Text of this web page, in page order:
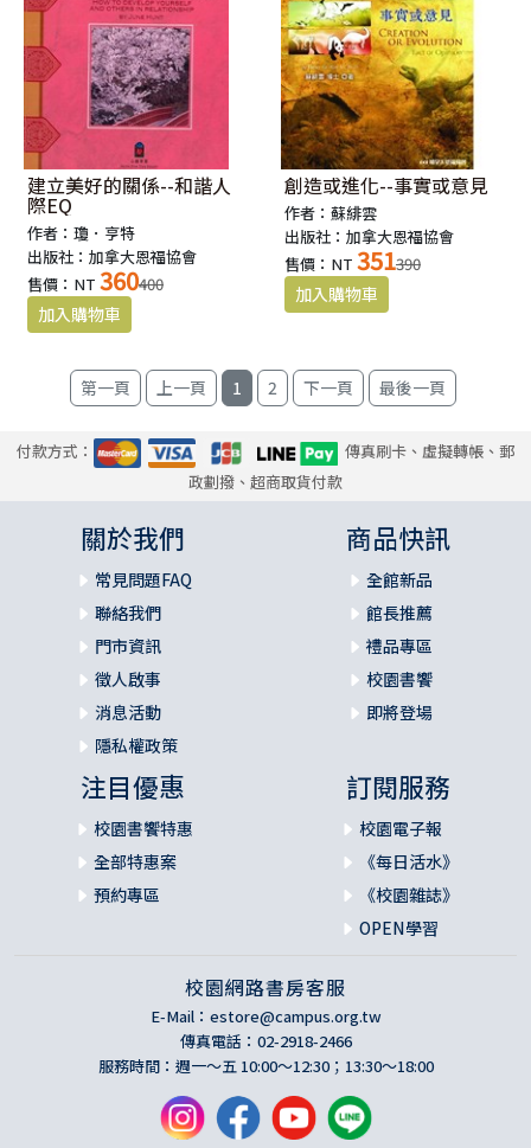
建立美好的關係--和諧人
際EQ
作者：瓊．亨特
出版社：加拿大恩福協會
售價：NT 360400
創造或進化--事實或意見
作者：蘇緋雲
出版社：加拿大恩福協會
售價：NT 351390
1 2
付款方式：
傳真刷卡、虛擬轉帳、郵
政劃撥、超商取貨付款
關於我們
常見問題FAQ
聯絡我們
門市資訊
徵人啟事
消息活動
隱私權政策
商品快訊
全館新品
館長推薦
禮品專區
校園書饗
即將登場
注目優惠
校園書饗特惠
全部特惠案
預約專區
訂閱服務
校園電子報
《每日活水》
《校園雜誌》
OPEN學習
校園網路書房客服
E-Mail： estore@campus.org.tw
傳真電話：02-2918-2466
服務時間：週一～五 10:00～12:30；13:30～18:00